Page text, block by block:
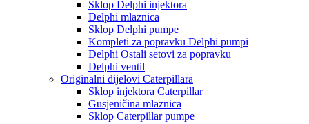
Sklop Delphi injektora
Delphi mlaznica
Sklop Delphi pumpe
Kompleti za popravku Delphi pumpi
Delphi Ostali setovi za popravku
Delphi ventil
Originalni dijelovi Caterpillara
Sklop injektora Caterpillar
Gusjeničina mlaznica
Sklop Caterpillar pumpe